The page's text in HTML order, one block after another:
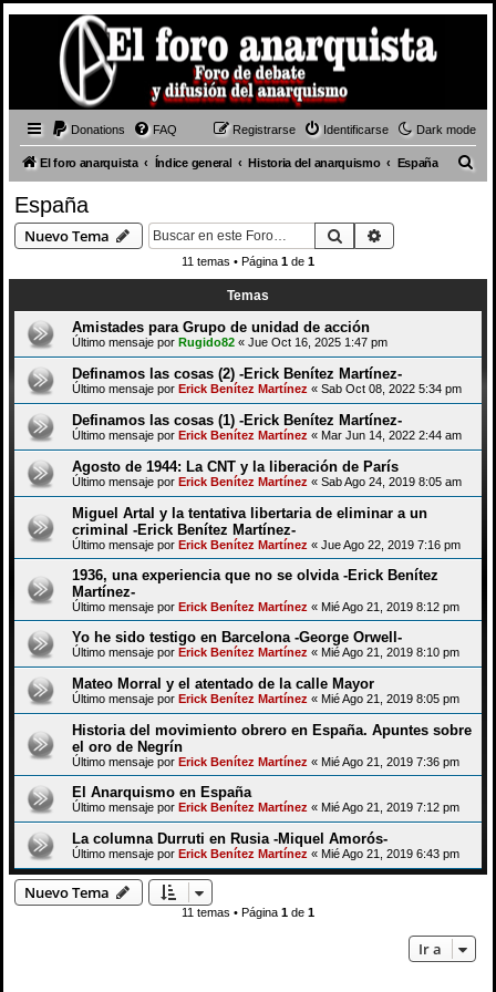
Dark mode
Donations FAQ Identificarse
Registrarse
El foro anarquista Índice general Historia del anarquismo España
España
Nuevo Tema Buscar
11 temas • Página 1 de 1
Temas
Amistades para Grupo de unidad de acción
Último mensaje por Rugido82 « Jue Oct 16, 2025 1:47 pm
Definamos las cosas (2) -Erick Benítez Martínez-
Último mensaje por Erick Benítez Martínez « Sab Oct 08, 2022 5:34 pm
Definamos las cosas (1) -Erick Benítez Martínez-
Último mensaje por Erick Benítez Martínez « Mar Jun 14, 2022 2:44 am
Agosto de 1944: La CNT y la liberación de París
Último mensaje por Erick Benítez Martínez « Sab Ago 24, 2019 8:05 am
Miguel Artal y la tentativa libertaria de eliminar a un
criminal -Erick Benítez Martínez-
Último mensaje por Erick Benítez Martínez « Jue Ago 22, 2019 7:16 pm
1936, una experiencia que no se olvida -Erick Benítez
Martínez-
Último mensaje por Erick Benítez Martínez « Mié Ago 21, 2019 8:12 pm
Yo he sido testigo en Barcelona -George Orwell-
Último mensaje por Erick Benítez Martínez « Mié Ago 21, 2019 8:10 pm
Mateo Morral y el atentado de la calle Mayor
Último mensaje por Erick Benítez Martínez « Mié Ago 21, 2019 8:05 pm
Historia del movimiento obrero en España. Apuntes sobre
el oro de Negrín
Último mensaje por Erick Benítez Martínez « Mié Ago 21, 2019 7:36 pm
El Anarquismo en España
Último mensaje por Erick Benítez Martínez « Mié Ago 21, 2019 7:12 pm
La columna Durruti en Rusia -Miquel Amorós-
Último mensaje por Erick Benítez Martínez « Mié Ago 21, 2019 6:43 pm
Nuevo Tema
11 temas • Página 1 de 1
Ir a